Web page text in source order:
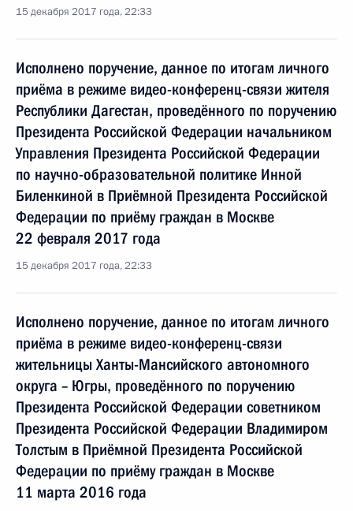
15 декабря 2017 года, 22:33
Исполнено поручение, данное по итогам личного
приёма в режиме видео-конференц-связи жителя
Республики Дагестан, проведённого по поручению
Президента Российской Федерации начальником
Управления Президента Российской Федерации
по научно-образовательной политике Инной
Биленкиной в Приёмной Президента Российской
Федерации по приёму граждан в Москве
22 февраля 2017 года
15 декабря 2017 года, 22:33
Исполнено поручение, данное по итогам личного
приёма в режиме видео-конференц-связи
жительницы Ханты-Мансийского автономного
округа – Югры, проведённого по поручению
Президента Российской Федерации советником
Президента Российской Федерации Владимиром
Толстым в Приёмной Президента Российской
Федерации по приёму граждан в Москве
11 марта 2016 года